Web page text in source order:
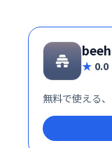
0.0
無料で使える